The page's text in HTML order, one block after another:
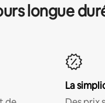
longue
La